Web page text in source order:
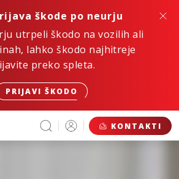
škode po neurju
utrpeli škodo na vozilih ali
lahko škodo najhitreje
preko spleta.
PRIJAVI ŠKODO
KONTAKTI